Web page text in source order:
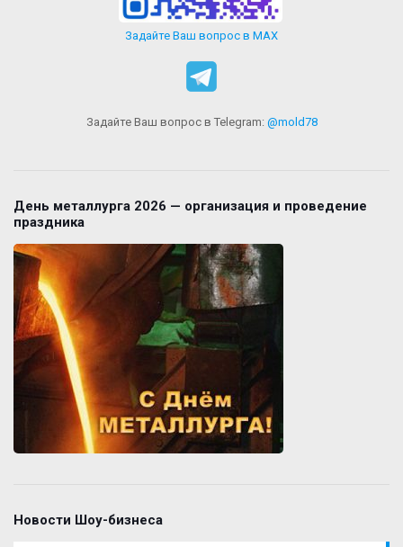
Задайте Ваш вопрос в MAX
Задайте Ваш вопрос в Telegram: @mold78
День металлурга 2026 — организация и проведение
праздника
Новости Шоу-бизнеса